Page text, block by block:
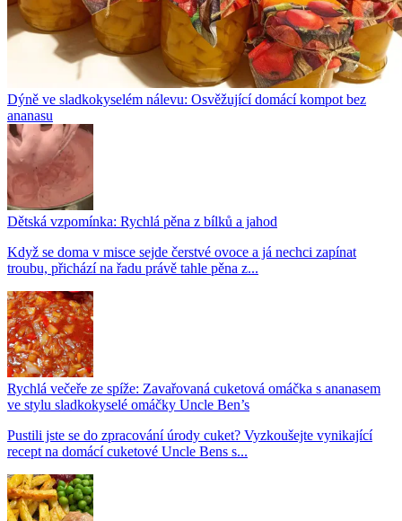
Dýně ve sladkokyselém nálevu: Osvěžující domácí kompot bez
ananasu
Dětská vzpomínka: Rychlá pěna z bílků a jahod
Když se doma v misce sejde čerstvé ovoce a já nechci zapínat
troubu, přichází na řadu právě tahle pěna z...
Rychlá večeře ze spíže: Zavařovaná cuketová omáčka s ananasem
ve stylu sladkokyselé omáčky Uncle Ben’s
Pustili jste se do zpracování úrody cuket? Vyzkoušejte vynikající
recept na domácí cuketové Uncle Bens s...